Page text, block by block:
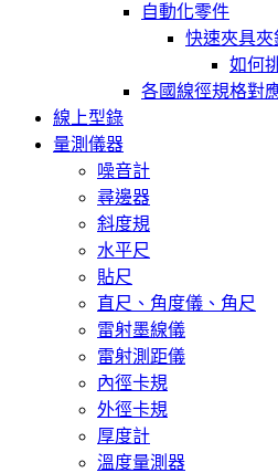
自動化零件
快速夾具夾
如何
各國線徑規格對
線上型錄
量測儀器
噪音計
尋邊器
斜度規
水平尺
貼尺
直尺、角度儀、角尺
雷射墨線儀
雷射測距儀
內徑卡規
外徑卡規
厚度計
溫度量測器